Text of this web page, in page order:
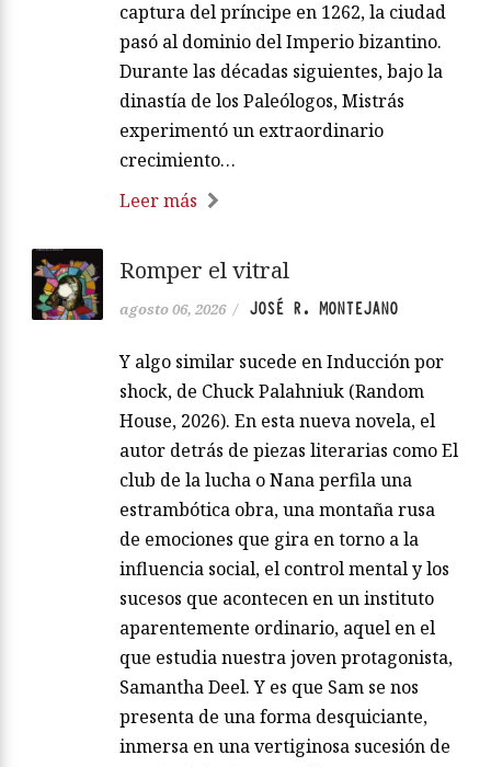
captura del príncipe en 1262, la ciudad
pasó al dominio del Imperio bizantino.
Durante las décadas siguientes, bajo la
dinastía de los Paleólogos, Mistrás
experimentó un extraordinario
crecimiento…
Leer más
Romper el vitral
agosto 06, 2026 / JOSÉ R. MONTEJANO
Y algo similar sucede en Inducción por
shock, de Chuck Palahniuk (Random
House, 2026). En esta nueva novela, el
autor detrás de piezas literarias como El
club de la lucha o Nana perfila una
estrambótica obra, una montaña rusa
de emociones que gira en torno a la
influencia social, el control mental y los
sucesos que acontecen en un instituto
aparentemente ordinario, aquel en el
que estudia nuestra joven protagonista,
Samantha Deel. Y es que Sam se nos
presenta de una forma desquiciante,
inmersa en una vertiginosa sucesión de